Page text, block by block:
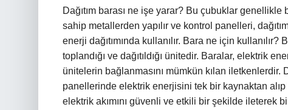
Dağıtım barası ne işe yarar? Bu çubuklar
sahip metallerden yapılır ve kontrol panelleri,
enerji dağıtımında kullanılır. Bara ne için
toplandığı ve dağıtıldığı ünitedir. Baralar, elektrik
ünitelerin bağlanmasını mümkün kılan iletkenlerdir.
panellerinde elektrik enerjisini tek bir kaynaktan
elektrik akımını güvenli ve etkili bir şekilde ileterek